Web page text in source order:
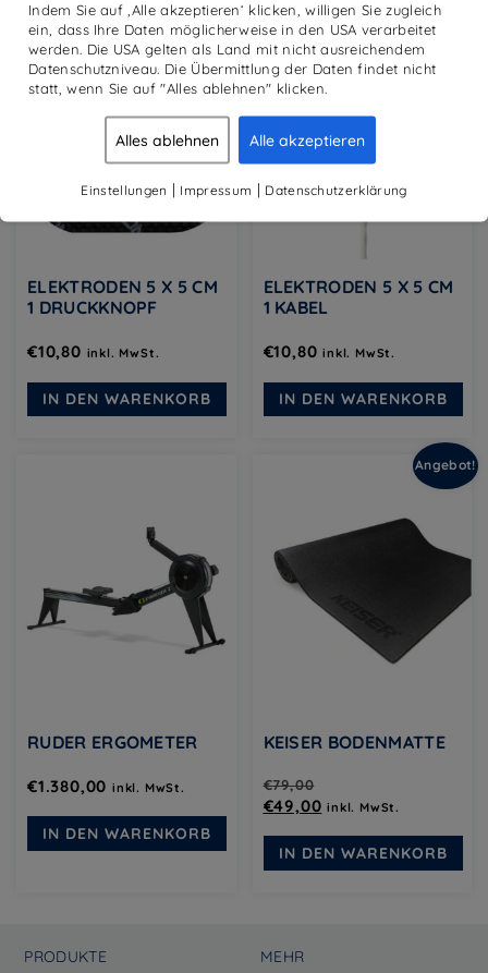
ELEKTRODEN 5 X 5 CM
1 DRUCKKNOPF
€10,80 inkl. MwSt.
IN DEN WARENKORB
ELEKTRODEN 5 X 5 CM
1 KABEL
€10,80 inkl. MwSt.
IN DEN WARENKORB
RUDER ERGOMETER
€1.380,00 inkl. MwSt.
IN DEN WARENKORB
Angebot!
KEISER BODENMATTE
€79,00
Ursprünglicher
war:
€79,00
€49,00Aktueller
ist:
€49,00.
inkl. MwSt.
IN DEN WARENKORB
PRODUKTE MEHR
Indem Sie auf ‚Alle akzeptieren‘ klicken, willigen Sie zugleich
ein, dass Ihre Daten möglicherweise in den USA verarbeitet
werden. Die USA gelten als Land mit nicht ausreichendem
Datenschutzniveau. Die Übermittlung der Daten findet nicht
statt, wenn Sie auf "Alles ablehnen" klicken.
Alles ablehnen Alle akzeptieren
Einstellungen | Impressum | Datenschutzerklärung